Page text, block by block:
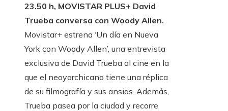
23.50 h, MOVISTAR PLUS+ David
Trueba conversa con Woody Allen.
Movistar+ estrena ‘Un día en Nueva
York con Woody Allen’, una entrevista
exclusiva de David Trueba al cine en la
que el neoyorchicano tiene una réplica
de su filmografía y sus ansias. Además,
Trueba pasea por la ciudad y recorre